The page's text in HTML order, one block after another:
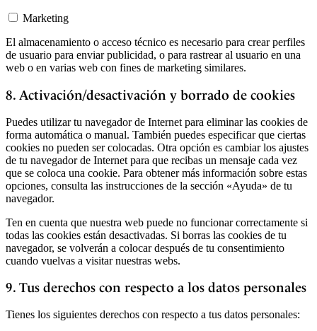
Marketing
El almacenamiento o acceso técnico es necesario para crear perfiles
de usuario para enviar publicidad, o para rastrear al usuario en una
web o en varias web con fines de marketing similares.
8. Activación/desactivación y borrado de cookies
Puedes utilizar tu navegador de Internet para eliminar las cookies de
forma automática o manual. También puedes especificar que ciertas
cookies no pueden ser colocadas. Otra opción es cambiar los ajustes
de tu navegador de Internet para que recibas un mensaje cada vez
que se coloca una cookie. Para obtener más información sobre estas
opciones, consulta las instrucciones de la sección «Ayuda» de tu
navegador.
Ten en cuenta que nuestra web puede no funcionar correctamente si
todas las cookies están desactivadas. Si borras las cookies de tu
navegador, se volverán a colocar después de tu consentimiento
cuando vuelvas a visitar nuestras webs.
9. Tus derechos con respecto a los datos personales
Tienes los siguientes derechos con respecto a tus datos personales: